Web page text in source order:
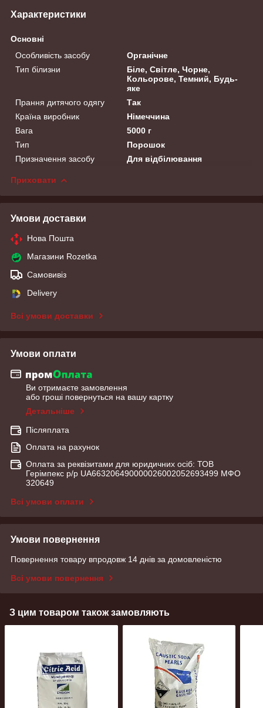
Характеристики
Основні
Особливість засобу
Органічне
Тип білизни
Біле, Світле, Чорне,
Кольорове, Темний, Будь-
яке
Прання дитячого одягу
Так
Країна виробник
Німеччина
Вага
5000 г
Тип
Порошок
Призначення засобу
Для відбілювання
Приховати
Умови доставки
Нова Пошта
Магазини Rozetka
Самовивіз
Delivery
Всі умови доставки
Умови оплати
Ви отримаєте замовлення
або гроші повернуться на вашу картку
Детальніше
Післяплата
Оплата на рахунок
Оплата за реквізитами для юридичних осіб: ТОВ
Герімпекс р/р UA663206490000026002052693499 МФО
320649
Всі умови оплати
Умови повернення
Повернення товару впродовж 14 днів за домовленістю
Всі умови повернення
З цим товаром також замовляють